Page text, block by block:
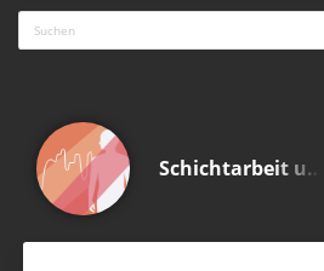
Schichtarbeit u…